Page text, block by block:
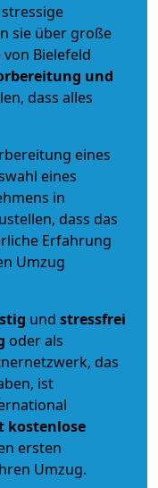
sie über große
Bielefeld
und
dass alles
eines
eines
in
dass das
Erfahrung
Umzug
und stressfrei
oder als
das
ist
kostenlose
ersten
Umzug.